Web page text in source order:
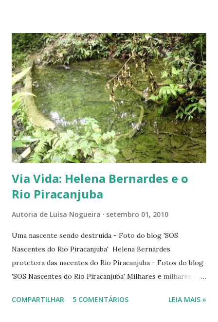
enrolados em algodão natural. Galhos de
uma jabuticabeira cobertos de flores No passar dos dias
aparecem pequenos frutos verdes. Quando crescem
- ficam com mais ou menos um centímetro de diâmetro -
começam a escurecer. Maduros, têm uma coloração
arroxeada, bem escura. É o terceiro ano que este pezinho
de jabuticaba frutifica. Apesar de novo, ele se enche todo de
bolinhas esc...
Via Vida: Helena Bernardes e o
Rio Piracanjuba
Autoria de Luísa Nogueira setembro 01, 2010
Uma nascente sendo destruída - Foto do blog 'SOS
Nascentes do Rio Piracanjuba' Helena Bernardes,
protetora das nacentes do Rio Piracanjuba - Fotos do blog
'SOS Nascentes do Rio Piracanjuba' Milhares e milhares de
sorte e encontram verdadeiras fadas-madrinhas para
COMPARTILHAR 5 COMENTÁRIOS LEIA MAIS »